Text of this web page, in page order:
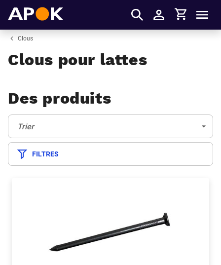
S'identifier
Panier
Clous
Clous pour lattes
Des produits
Trier:
Trier
FILTRES